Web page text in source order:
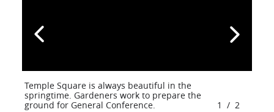
Temple Square is always beautiful in the
springtime. Gardeners work to prepare the
ground for General Conference.
1 / 2